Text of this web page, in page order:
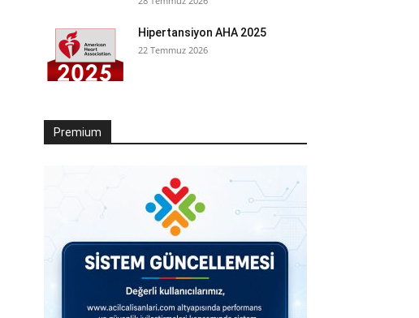
Hipertansiyon AHA 2025
22 Temmuz 2026
Premium